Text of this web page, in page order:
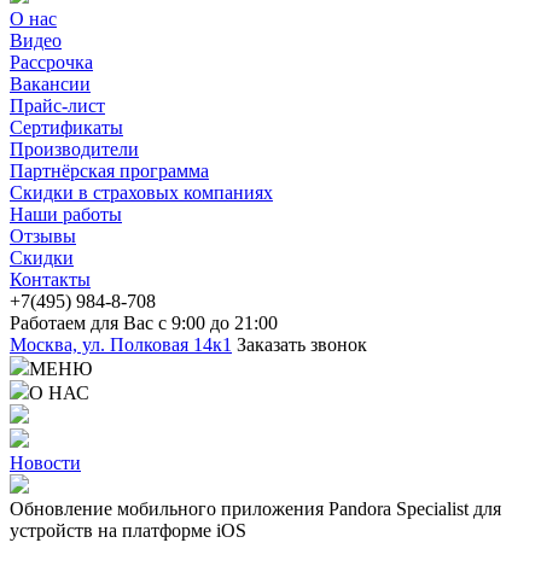
О нас
Видео
Рассрочка
Вакансии
Прайс-лист
Сертификаты
Производители
Партнёрская программа
Скидки в страховых компаниях
Наши работы
Отзывы
Скидки
Контакты
+7(495) 984-8-708
Работаем для Вас с 9:00 до 21:00
Москва, ул. Полковая 14к1 Заказать звонок
МЕНЮ
О НАС
Новости
Обновление мобильного приложения Pandora Specialist для
устройств на платформе iOS